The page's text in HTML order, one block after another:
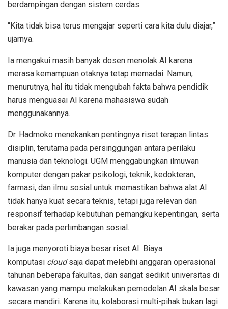
berdampingan dengan sistem cerdas.
“Kita tidak bisa terus mengajar seperti cara kita dulu diajar,”
ujarnya.
Ia mengakui masih banyak dosen menolak AI karena
merasa kemampuan otaknya tetap memadai. Namun,
menurutnya, hal itu tidak mengubah fakta bahwa pendidik
harus menguasai AI karena mahasiswa sudah
menggunakannya.
Dr. Hadmoko menekankan pentingnya riset terapan lintas
disiplin, terutama pada persinggungan antara perilaku
manusia dan teknologi. UGM menggabungkan ilmuwan
komputer dengan pakar psikologi, teknik, kedokteran,
farmasi, dan ilmu sosial untuk memastikan bahwa alat AI
tidak hanya kuat secara teknis, tetapi juga relevan dan
responsif terhadap kebutuhan pemangku kepentingan, serta
berakar pada pertimbangan sosial.
Ia juga menyoroti biaya besar riset AI. Biaya
komputasi cloudsaja dapat melebihi anggaran operasional
tahunan beberapa fakultas, dan sangat sedikit universitas di
kawasan yang mampu melakukan pemodelan AI skala besar
secara mandiri. Karena itu, kolaborasi multi-pihak bukan lagi